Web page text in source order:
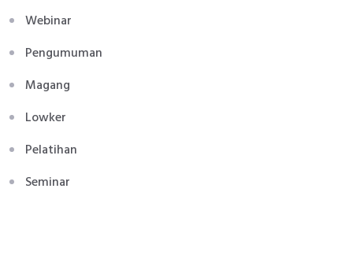
Webinar
Pengumuman
Magang
Lowker
Pelatihan
Seminar